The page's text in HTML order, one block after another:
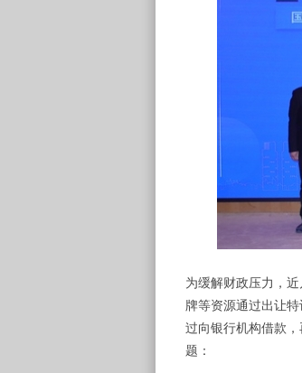
为缓解财政压力，
牌等资源通过出让
过向银行机构借款
题：